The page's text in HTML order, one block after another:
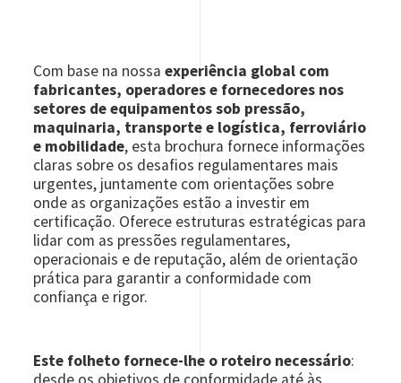
Com base na nossaexperiência global com
fabricantes, operadores e fornecedores nos
setores de equipamentos sob pressão,
maquinaria, transporte e logística, ferroviário
e mobilidade, esta brochura fornece informações
claras sobre os desafios regulamentares mais
urgentes, juntamente com orientações sobre
onde as organizações estão a investir em
certificação. Oferece estruturas estratégicas para
lidar com as pressões regulamentares,
operacionais e de reputação, além de orientação
prática para garantir a conformidade com
confiança e rigor.
Este folheto fornece-lhe o roteiro necessário: